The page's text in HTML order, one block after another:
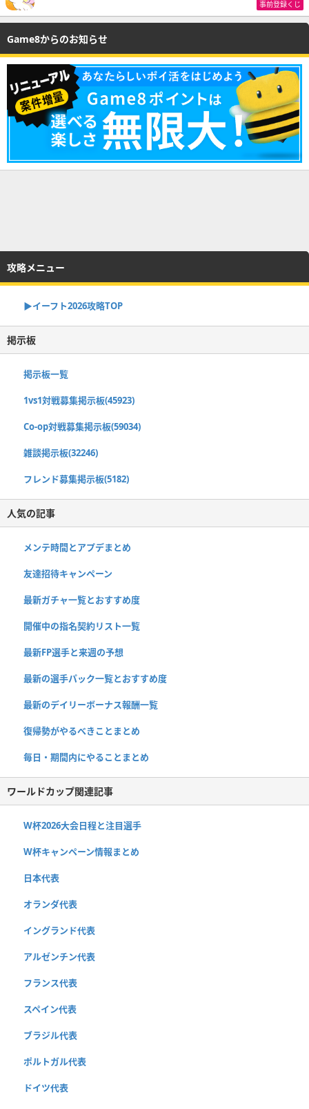
事前登録くじ
Game8からのお知らせ
攻略メニュー
▶イーフト2026攻略TOP
掲示板
掲示板一覧
1vs1対戦募集掲示板(45923)
Co-op対戦募集掲示板(59034)
雑談掲示板(32246)
フレンド募集掲示板(5182)
人気の記事
メンテ時間とアプデまとめ
友達招待キャンペーン
最新ガチャ一覧とおすすめ度
開催中の指名契約リスト一覧
最新FP選手と来週の予想
最新の選手パック一覧とおすすめ度
最新のデイリーボーナス報酬一覧
復帰勢がやるべきことまとめ
毎日・期間内にやることまとめ
ワールドカップ関連記事
W杯2026大会日程と注目選手
W杯キャンペーン情報まとめ
日本代表
オランダ代表
イングランド代表
アルゼンチン代表
フランス代表
スペイン代表
ブラジル代表
ポルトガル代表
ドイツ代表